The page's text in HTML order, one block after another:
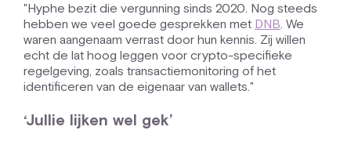
"Hyphe bezit die vergunning sinds 2020. Nog steeds
hebben we veel goede gesprekken met DNB. We
waren aangenaam verrast door hun kennis. Zij willen
echt de lat hoog leggen voor crypto-specifieke
regelgeving, zoals transactiemonitoring of het
identificeren van de eigenaar van wallets."
‘Jullie lijken wel gek’